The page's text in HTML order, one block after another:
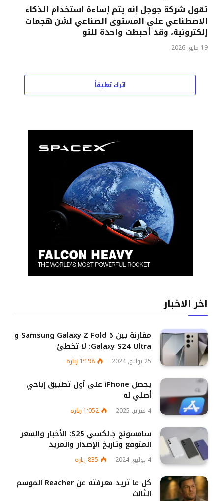
تقول شركة جوجل إنه يتم إساءة استخدام الذكاء
الاصطناعي على المستوى الصناعي لشن هجمات
إلكترونية، وقد أحبطت واحدة للتو
19 مايو, 2026
اترك تعليقاً
اخر الاخبار
مقارنة بين Samsung Galaxy Z Fold 6 و
Galaxy S24 Ultra: لا تخطئ
25 يوليو, 2024 1٬198 زيارة
يحصل iPhone على أول تطبيق إباحي
أصلي له
4 فبراير, 2025 1٬052 زيارة
سامسونج جالكسي S25: الأخبار والسعر
المتوقع وتاريخ الإصدار والمزيد
4 يوليو, 2024 835 زيارة
كل ما تريد معرفته عن Reacher الموسم
الثالث